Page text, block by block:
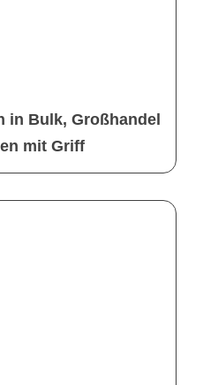
in Bulk, Großhandel
mit Griff